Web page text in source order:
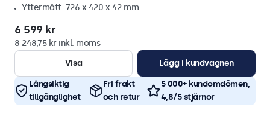
Yttermått: 726 x 420 x 42 mm
6 599 kr
8 248,75 kr inkl. moms
Visa
Lägg i kundvagnen
Långsiktig
tillgänglighet
Fri frakt
och retur
5 000+ kundomdömen,
4,8/5 stjärnor